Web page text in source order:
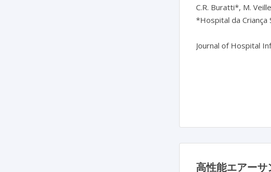
C.R. Buratti*, M.
*Hospital da Criança
Journal of Hospital
高性能エアー